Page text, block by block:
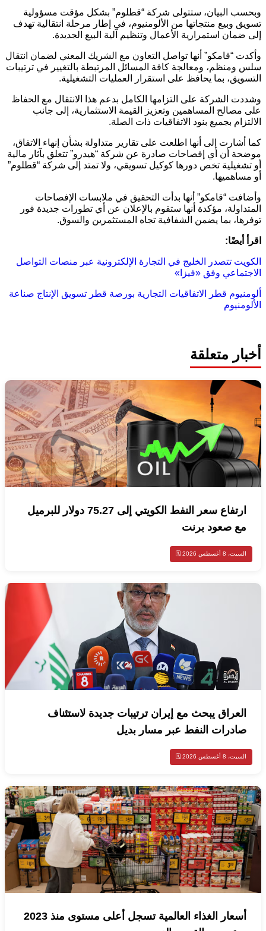
وبحسب البيان، ستتولى شركة “قطلوم” بشكل مؤقت مسؤولية
تسويق وبيع منتجاتها من الألومنيوم، في إطار مرحلة انتقالية تهدف
إلى ضمان استمرارية الأعمال وتنظيم آلية البيع الجديدة.
وأكدت “قامكو” أنها تواصل التعاون مع الشريك المعني لضمان انتقال
سلس ومنظم، ومعالجة كافة المسائل المرتبطة بالتغيير في ترتيبات
التسويق، بما يحافظ على استقرار العمليات التشغيلية.
وشددت الشركة على التزامها الكامل بدعم هذا الانتقال مع الحفاظ
على مصالح المساهمين وتعزيز القيمة الاستثمارية، إلى جانب
الالتزام بجميع بنود الاتفاقيات ذات الصلة.
كما أشارت إلى أنها اطلعت على تقارير متداولة بشأن إنهاء الاتفاق،
موضحة أن أي إفصاحات صادرة عن شركة “هيدرو” تتعلق بآثار مالية
أو تشغيلية تخص دورها كوكيل تسويقي، ولا تمتد إلى شركة “قطلوم”
أو مساهميها.
وأضافت “قامكو” أنها بدأت التحقيق في ملابسات الإفصاحات
المتداولة، مؤكدة أنها ستقوم بالإعلان عن أي تطورات جديدة فور
توفرها، بما يضمن الشفافية تجاه المستثمرين والسوق.
اقرأ أيضًا:
الكويت تتصدر الخليج في التجارة الإلكترونية عبر منصات التواصل
الاجتماعي وفق «فيزا»
ألومنيوم قطر الاتفاقيات التجارية بورصة قطر تسويق الإنتاج صناعة
الألومنيوم
أخبار متعلقة
ارتفاع سعر النفط الكويتي إلى 75.27 دولار للبرميل
مع صعود برنت
السبت، 8 أغسطس 2026 🗓️
العراق يبحث مع إيران ترتيبات جديدة لاستئناف
صادرات النفط عبر مسار بديل
السبت، 8 أغسطس 2026 🗓️
أسعار الغذاء العالمية تسجل أعلى مستوى منذ 2023